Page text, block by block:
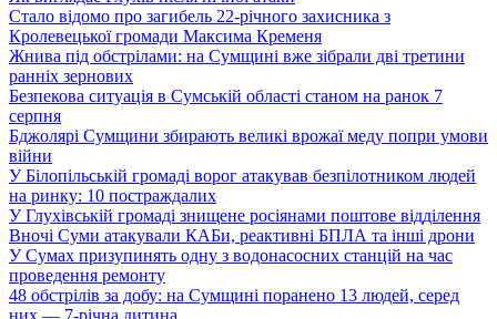
Стало відомо про загибель 22-річного захисника з
Кролевецької громади Максима Кременя
Жнива під обстрілами: на Сумщині вже зібрали дві третини
ранніх зернових
Безпекова ситуація в Сумській області станом на ранок 7
серпня
Бджолярі Сумщини збирають великі врожаї меду попри умови
війни
У Білопільській громаді ворог атакував безпілотником людей
на ринку: 10 постраждалих
У Глухівській громаді знищене росіянами поштове відділення
Вночі Суми атакували КАБи, реактивні БПЛА та інші дрони
У Сумах призупинять одну з водонасосних станцій на час
проведення ремонту
48 обстрілів за добу: на Сумщині поранено 13 людей, серед
них — 7-річна дитина